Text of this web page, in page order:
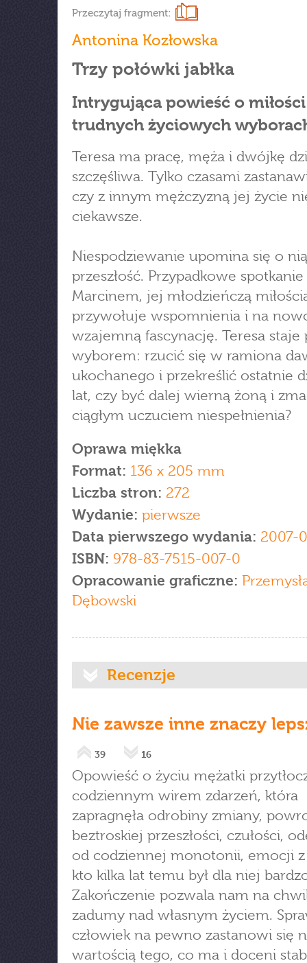
Przeczytaj fragment:
Antonina Kozłowska
Trzy połówki jabłka
Intrygująca powieść o
trudnych życiowych
Teresa ma pracę, męża i dwójkę
szczęśliwa. Tylko czasami
czy z innym mężczyzną jej życie
ciekawsze.
Niespodziewanie upomina się o nią
przeszłość. Przypadkowe spotkanie
Marcinem, jej młodzieńczą
przywołuje wspomnienia i na
wzajemną fascynację. Teresa staje
wyborem: rzucić się w ramiona
ukochanego i przekreślić ostatnie
lat, czy być dalej wierną żoną i
ciągłym uczuciem niespełnienia?
Oprawa miękka
Format: 136 x 205 mm
Liczba stron: 272
Wydanie: pierwsze
Data pierwszego wydania: 2007-
ISBN: 978-83-7515-007-0
Opracowanie graficzne:
Dębowski
Recenzje
Nie zawsze inne znaczy
39 16
Opowieść o życiu mężatki
codziennym wirem zdarzeń, która
zapragnęła odrobiny zmiany,
beztroskiej przeszłości, czułości,
od codziennej monotonii, emocji z
kto kilka lat temu był dla niej
Zakończenie pozwala nam na
zadumy nad własnym życiem.
człowiek na pewno zastanowi się
wartością tego, co ma i doceni